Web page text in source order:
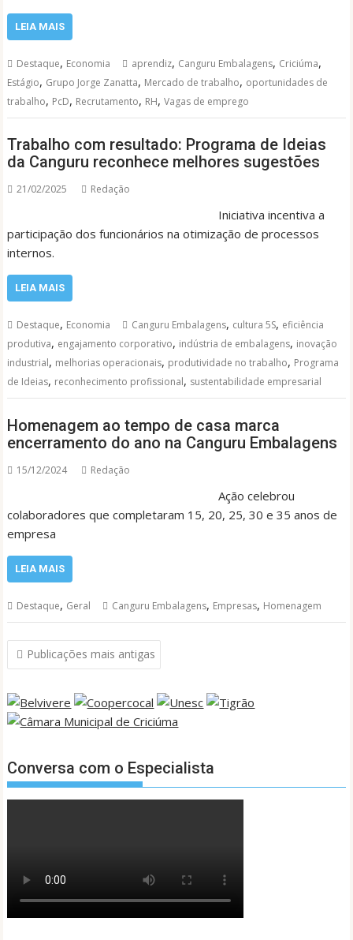
LEIA MAIS
Destaque, Economia aprendiz, Canguru Embalagens, Criciúma,
Estágio, Grupo Jorge Zanatta, Mercado de trabalho, oportunidades de
trabalho, PcD, Recrutamento, RH,Vagas de emprego
Trabalho com resultado: Programa de Ideias
da Canguru reconhece melhores sugestões
21/02/2025 Redação
Iniciativa incentiva a
participação dos funcionários na otimização de processos
internos.
LEIA MAIS
Destaque, Economia Canguru Embalagens, cultura 5S, eficiência
produtiva, engajamento corporativo, indústria de embalagens, inovação
industrial, melhorias operacionais, produtividade no trabalho, Programa
de Ideias, reconhecimento profissional, sustentabilidade empresarial
Homenagem ao tempo de casa marca
encerramento do ano na Canguru Embalagens
15/12/2024 Redação
Ação celebrou
colaboradores que completaram 15, 20, 25, 30 e 35 anos de
empresa
LEIA MAIS
Destaque, Geral Canguru Embalagens, Empresas, Homenagem
Navegação
por
posts
Publicações mais antigas
Conversa com o Especialista